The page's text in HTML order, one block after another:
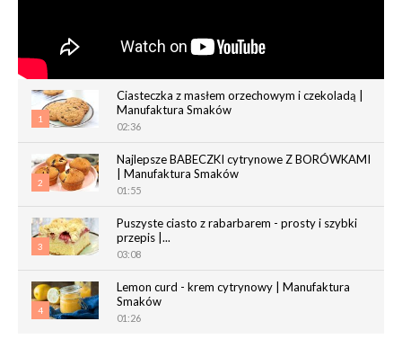
1
Ciasteczka z masłem orzechowym i czekoladą |
Manufaktura Smaków
02:36
2
Najlepsze BABECZKI cytrynowe Z BORÓWKAMI
| Manufaktura Smaków
01:55
3
Puszyste ciasto z rabarbarem - prosty i szybki
przepis |...
03:08
4
Lemon curd - krem cytrynowy | Manufaktura
Smaków
01:26